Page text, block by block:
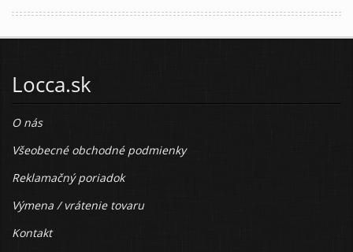
Locca.sk
O nás
Všeobecné obchodné podmienky
Reklamačný poriadok
Výmena / vrátenie tovaru
Kontakt